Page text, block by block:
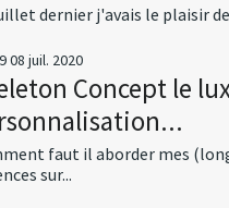
dernier j'avais le plaisir
08 juil. 2020
Concept le
faut il aborder mes
sur...